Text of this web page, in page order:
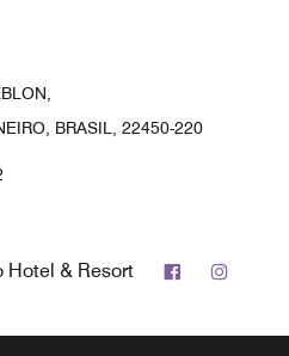
BRASIL, 22450-220
Hotel & Resort Facebook